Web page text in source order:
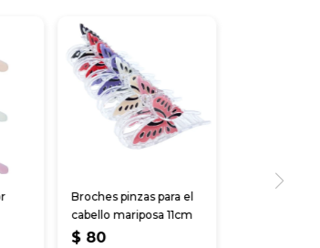
Broches pinzas para el
cabello mariposa 11cm
$ 80